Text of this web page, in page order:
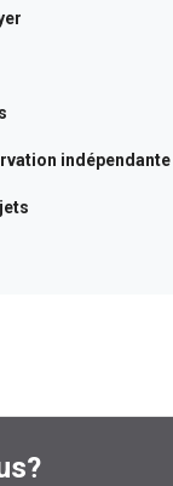
indépendante